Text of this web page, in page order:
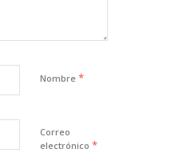
Nombre *
Correo
electrónico *